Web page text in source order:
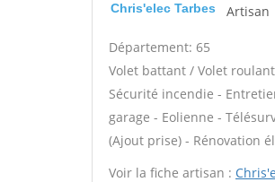
Chris'elec Tarbes Artisan
Département: 65
Volet battant / Volet
Sécurité incendie -
garage - Eolienne -
(Ajout prise) - Rénovation
Voir la fiche artisan :